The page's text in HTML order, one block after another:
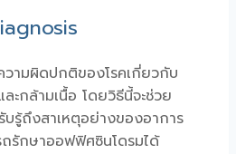
ามผิดปกติของโรคเกี่ยวกับ
ะกล้ามเนื้อ โดยวิธีนี้จะช่วย
รู้ถึงสาเหตุอย่างของอาการ
ถรักษาออฟฟิศซินโดรมได้